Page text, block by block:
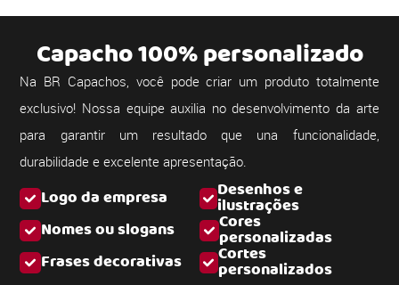
Logo da empresa Desenhos e
ilustrações
Nomes ou slogans
Cores
personalizadas
Frases decorativas
Cortes
personalizados
Capacho 100% personalizado
Na BR Capachos, você pode criar um produto totalmente
exclusivo! Nossa equipe auxilia no desenvolvimento da arte
para garantir um resultado que una funcionalidade,
durabilidade e excelente apresentação.